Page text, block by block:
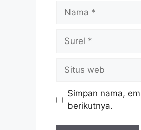
Nama
Surel
Situs
web
Simpan nama,
berikutnya.